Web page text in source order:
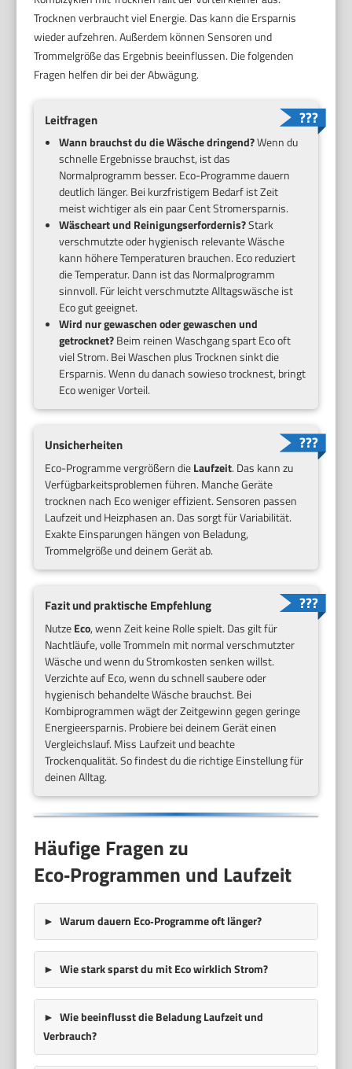
Trocknen verbraucht viel Energie. Das kann die Ersparnis
wieder aufzehren. Außerdem können Sensoren und
Trommelgröße das Ergebnis beeinflussen. Die folgenden
Fragen helfen dir bei der Abwägung.
Leitfragen
Wann brauchst du die Wäsche dringend?Wenn du
schnelle Ergebnisse brauchst, ist das
Normalprogramm besser. Eco-Programme dauern
deutlich länger. Bei kurzfristigem Bedarf ist Zeit
meist wichtiger als ein paar Cent Stromersparnis.
Wäscheart und Reinigungserfordernis?Stark
verschmutzte oder hygienisch relevante Wäsche
kann höhere Temperaturen brauchen. Eco reduziert
die Temperatur. Dann ist das Normalprogramm
sinnvoll. Für leicht verschmutzte Alltagswäsche ist
Eco gut geeignet.
Wird nur gewaschen oder gewaschen und
getrocknet?Beim reinen Waschgang spart Eco oft
viel Strom. Bei Waschen plus Trocknen sinkt die
Ersparnis. Wenn du danach sowieso trocknest, bringt
Eco weniger Vorteil.
Unsicherheiten
Eco-Programme vergrößern dieLaufzeit. Das kann zu
Verfügbarkeitsproblemen führen. Manche Geräte
trocknen nach Eco weniger effizient. Sensoren passen
Laufzeit und Heizphasen an. Das sorgt für Variabilität.
Exakte Einsparungen hängen von Beladung,
Trommelgröße und deinem Gerät ab.
Fazit und praktische Empfehlung
NutzeEco, wenn Zeit keine Rolle spielt. Das gilt für
Nachtläufe, volle Trommeln mit normal verschmutzter
Wäsche und wenn du Stromkosten senken willst.
Verzichte auf Eco, wenn du schnell saubere oder
hygienisch behandelte Wäsche brauchst. Bei
Kombiprogrammen wägt der Zeitgewinn gegen geringe
Energieersparnis. Probiere bei deinem Gerät einen
Vergleichslauf. Miss Laufzeit und beachte
Trockenqualität. So findest du die richtige Einstellung für
deinen Alltag.
Häufige Fragen zu
Eco‑Programmen und Laufzeit
Warum dauern Eco‑Programme oft länger?
Wie stark sparst du mit Eco wirklich Strom?
Wie beeinflusst die Beladung Laufzeit und
Verbrauch?